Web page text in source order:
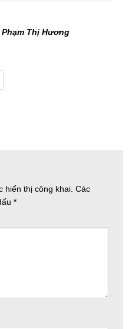
Hương
hiển thị công khai. Các
*